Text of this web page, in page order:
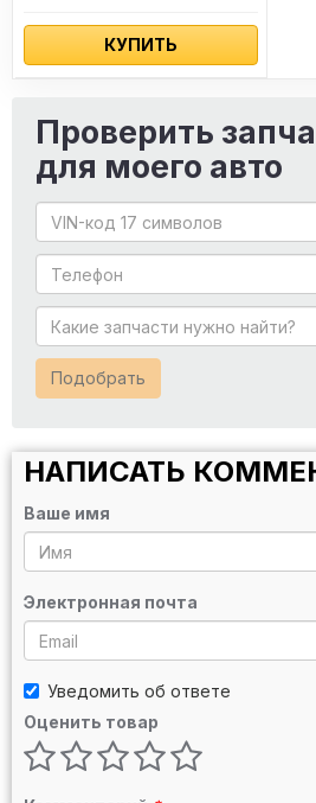
КУПИТЬ
Проверить
для моего авто
Подобрать
НАПИСАТЬ
Ваше имя
Электронная почта
Уведомить об ответе
Оценить товар